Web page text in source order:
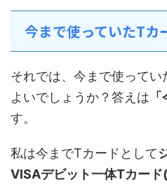
今まで使っていたTカ
それでは、今まで使って
よいでしょうか？答えは
す。
私は今までTカードとして
VISAデビット一体Tカード